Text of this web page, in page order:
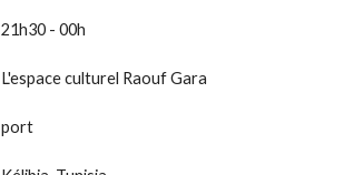
21h30 - 00h
L'espace culturel Raouf Gara
port